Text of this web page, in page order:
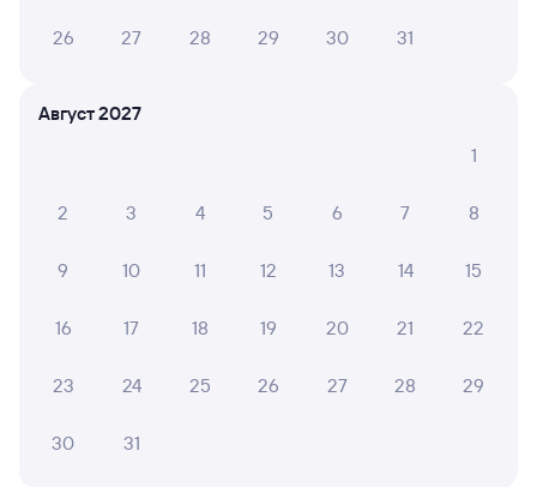
26 27 28 29 30 31
Август 2027
1
2 3 4 5 6 7 8
9 10 11 12 13 14 15
16 17 18 19 20 21 22
23 24 25 26 27 28 29
30 31